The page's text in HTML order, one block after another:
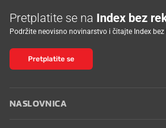
Pretplatite se na Index bez
Podržite neovisno novinarstvo i čitajte Index bez
Pretplatite se
NASLOVNICA